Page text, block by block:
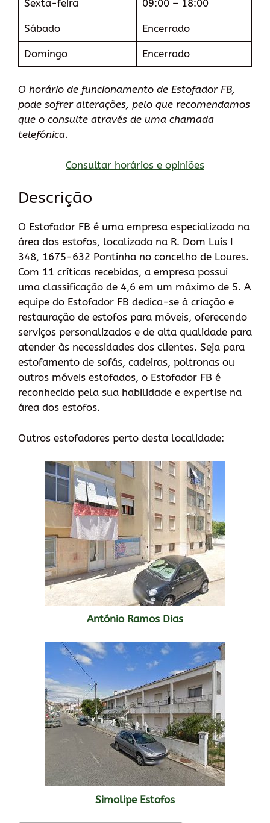
Sexta-feira 09:00 – 18:00
Sábado Encerrado
Domingo Encerrado
O horário de funcionamento de Estofador FB,
pode sofrer alterações, pelo que recomendamos
que o consulte através de uma chamada
telefónica.
Consultar horários e opiniões
Descrição
O Estofador FB é uma empresa especializada na
área dos estofos, localizada na R. Dom Luís I
348, 1675-632 Pontinha no concelho de Loures.
Com 11 críticas recebidas, a empresa possui
uma classificação de 4,6 em um máximo de 5. A
equipe do Estofador FB dedica-se à criação e
restauração de estofos para móveis, oferecendo
serviços personalizados e de alta qualidade para
atender às necessidades dos clientes. Seja para
estofamento de sofás, cadeiras, poltronas ou
outros móveis estofados, o Estofador FB é
reconhecido pela sua habilidade e expertise na
área dos estofos.
Outros estofadores perto desta localidade:
António Ramos Dias
Simolipe Estofos